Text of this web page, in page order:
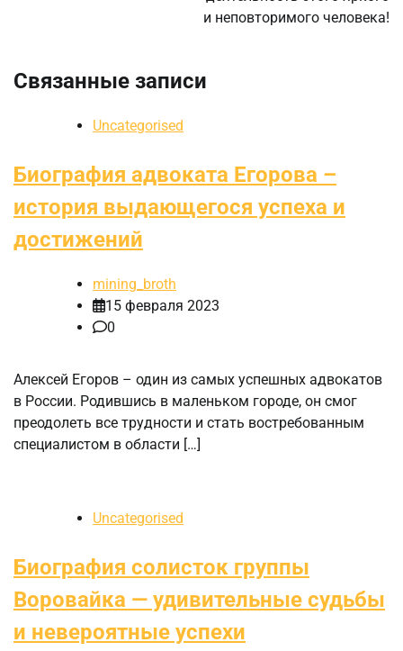
и неповторимого человека!
Связанные записи
Uncategorised
Биография адвоката Егорова –
история выдающегося успеха и
достижений
mining_broth
15 февраля 2023
0
Алексей Егоров – один из самых успешных адвокатов
в России. Родившись в маленьком городе, он смог
преодолеть все трудности и стать востребованным
специалистом в области […]
Uncategorised
Биография солисток группы
Воровайка — удивительные судьбы
и невероятные успехи